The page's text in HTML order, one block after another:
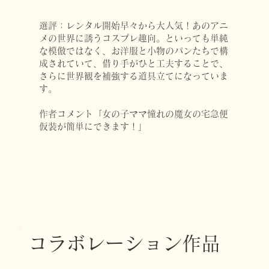
選評：レンタル開始早々から大人気！あのアニ
メの世界に誘うコスプレ趣向。といっても単純
な模倣ではなく、お洋服と小物のパンたちで構
成されていて、借り手がひと工夫することで、
さらに世界観を補強する道具立てになっていま
す。
作者コメント「女の子ママ憧れの魔女の宅急便
仮装が簡単にできます！」
コラボレーション作品